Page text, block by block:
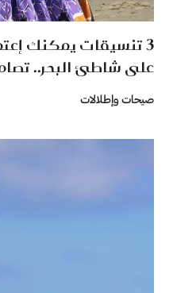
3 تنسيقات يمكنك
على شاطئ البحر..
صيحات وإطلالات